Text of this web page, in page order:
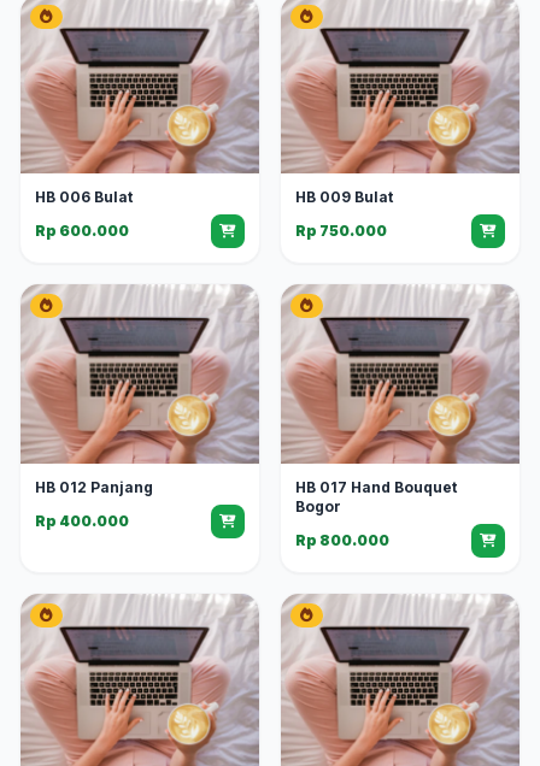
HB 006 Bulat
Rp 600.000
HB 009 Bulat
Rp 750.000
HB 012 Panjang
Rp 400.000
HB 017 Hand Bouquet
Bogor
Rp 800.000